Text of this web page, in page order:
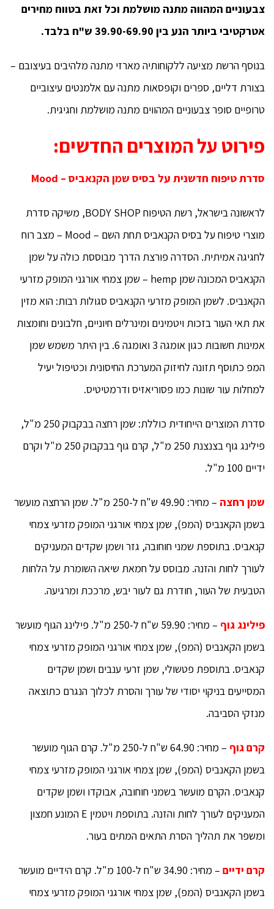
צבעוניים המהווה מתנה מושלמת וכל זאת בטווח מחירים
אטרקטיבי ביותר הנע בין 39.90-69.90 ש"ח בלבד.
בנוסף הרשת מציעה ללקוחותיה מארזי מתנה מלהיבים בעיצובם –
בצורת דליים, ספרים וקופסאות מתנה עם אלמנטים עיצוביים
טרופיים סופר צבעוניים המהווים מתנה מושלמת וחגיגית.
פירוט על המוצרים החדשים:
סדרת טיפוח חדשנית על בסיס שמן הקנאביס – Mood
לראשונה בישראל, רשת הטיפוח BODY SHOP, משיקה סדרת
מוצרי טיפוח על בסיס הקנאביס תחת השם – Mood – מצב רוח
לחגיגה אמיתית. הסדרה פורצת הדרך מבוססת כולה על שמן
הקנאביס המכונה שמן hemp – שמן צמחי אורגני המופק מזרעי
הקאנביס. לשמן המופק מזרעי הקנאביס סגולות רבות: הוא מזין
את תאי העור בזכות ויטמינים ומינרלים חיוניים, חלבונים וחומצות
אמינות חשובות כגון אומגה 3 ואומגה 6. בין היתר משמש שמן
המפ כתוסף תזונה לחיזוק המערכת החיסונית וכטיפול יעיל
למחלות עור שונות כמו פסוריאזיס ודרמטיטיס.
סדרת המוצרים הייחודית כוללת: שמן רחצה בבקבוק 250 מ"ל,
פילינג גוף בצנצנת 250 מ"ל, קרם גוף בבקבוק 250 מ"ל וקרם
ידיים 100 מ"ל.
שמן רחצה
– מחיר: 49.90 ש"ח ל-250 מ"ל. שמן הרחצה מועשר
בשמן הקאנביס (המפ), שמן צמחי אורגני המופק מזרעי צמחי
קנאביס. בתוספת שמני חוחובה, גזר ושמן שקדים המעניקים
לעורך לחות והזנה. מבוסס על חמאת שיאה השומרת על הלחות
הטבעית של העור, חודרת גם לעור יבש, מרככת ומרגיעה.
פילינג גוף
– מחיר: 59.90 ש"ח ל-250 מ"ל. פילינג הגוף מועשר
בשמן הקאנביס (המפ), שמן צמחי אורגני המופק מזרעי צמחי
קנאביס. בתוספת פטשולי, שמן זרעי ענבים ושמן שקדים
המסייעים בניקוי יסודי של עורך והסרת לכלוך הנגרם כתוצאה
מנזקי הסביבה.
קרם גוף
– מחיר: 64.90 ש"ח ל-250 מ"ל. קרם הגוף מועשר
בשמן הקאנביס (המפ), שמן צמחי אורגני המופק מזרעי צמחי
קנאביס. הקרם מועשר בשמני חוחובה, אבוקדו ושמן שקדים
המעניקים לעורך לחות והזנה. בתוספת ויטמין E המונע חמצון
ומשפר את תהליך הסרת התאים המתים בעור.
קרם ידיים
– מחיר: 34.90 ש"ח ל-100 מ"ל. קרם הידיים מועשר
בשמן הקאנביס (המפ), שמן צמחי אורגני המופק מזרעי צמחי